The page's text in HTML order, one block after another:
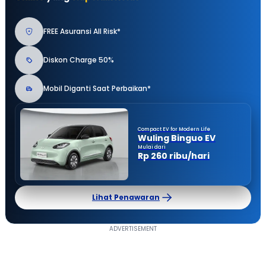
FREE Asuransi All Risk*
Diskon Charge 50%
Mobil Diganti Saat Perbaikan*
Compact EV for Modern Life
Wuling Binguo EV
Mulai dari
Rp 260 ribu/hari
Lihat Penawaran